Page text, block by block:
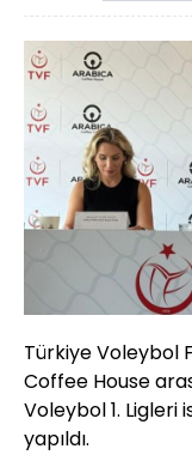
Türkiye Voleybol
Coffee House
Voleybol 1. Ligleri
yapıldı.